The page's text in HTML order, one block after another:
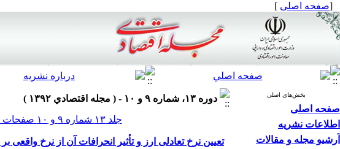
[صفحه اصلی ]
بخش‌های اصلی
صفحه اصلی
اطلاعات نشریه
آرشیو مجله و مقالات
دوره ۱۳، شماره ۹ و ۱۰ - ( مجله اقتصادي ۱۳۹۲ )
جلد ۱۳ شماره ۹ و ۱۰ صفحات ۲۲-۵
تعیین نرخ تعادلی ارز و تأثیر انحرافات آن از نرخ واقعی